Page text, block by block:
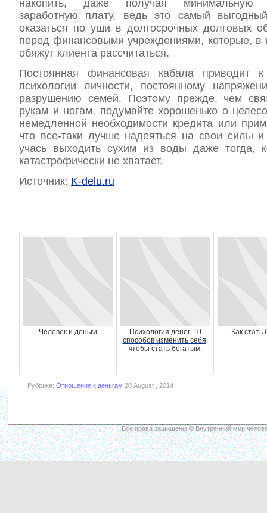
накопить, даже получая минимальную
заработную плату, ведь это самый
оказаться по уши в долгосрочных долговых
перед финансовыми учреждениями, которые, в
обяжут клиента рассчитаться.
Постоянная финансовая кабала приводит
психологии личности, постоянному
разрушению семей. Поэтому прежде, чем
рукам и ногам, подумайте хорошенько о
немедленной необходимости кредита или
что все-таки лучше надеяться на свои силы и
учась выходить сухим из воды даже тогда,
катастрофически не хватает.
Источник: K-delu.ru
Человек и деньги
Психология денег. 10
способов изменить себя,
чтобы стать богатым.
Как стать
Рубрика: Отношение к деньгам 20 August , 2014
Все права защищены © Внутренний мир